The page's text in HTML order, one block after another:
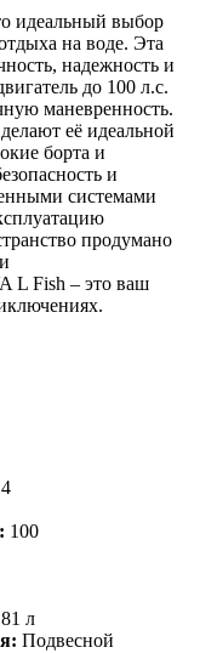
идеальный выбор
на воде. Эта
надежность и
до 100 л.с.
маневренность.
её идеальной
борта и
и
системами
продумано
L Fish – это ваш
100
81 л
Подвесной